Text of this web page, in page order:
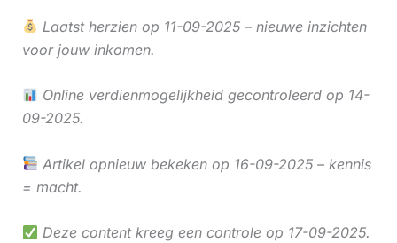
Laatst herzien op 11-09-2025 – nieuwe inzichten
voor jouw inkomen.
Online verdienmogelijkheid gecontroleerd op 14-
09-2025.
Artikel opnieuw bekeken op 16-09-2025 – kennis
= macht.
Deze content kreeg een controle op 17-09-2025.